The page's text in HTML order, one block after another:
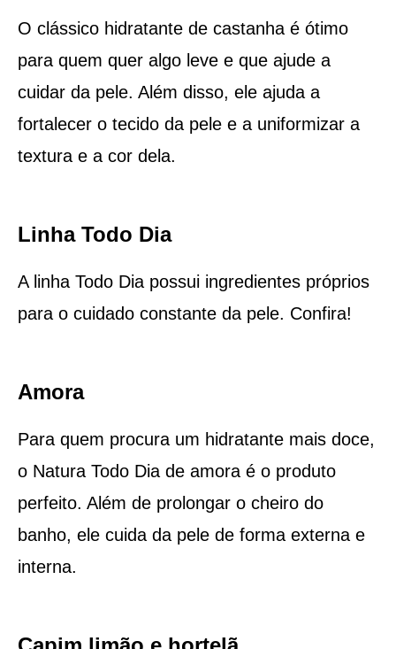
O clássico hidratante de castanha é ótimo
para quem quer algo leve e que ajude a
cuidar da pele. Além disso, ele ajuda a
fortalecer o tecido da pele e a uniformizar a
textura e a cor dela.
Linha Todo Dia
A linha Todo Dia possui ingredientes próprios
para o cuidado constante da pele. Confira!
Amora
Para quem procura um hidratante mais doce,
o Natura Todo Dia de amora é o produto
perfeito. Além de prolongar o cheiro do
banho, ele cuida da pele de forma externa e
interna.